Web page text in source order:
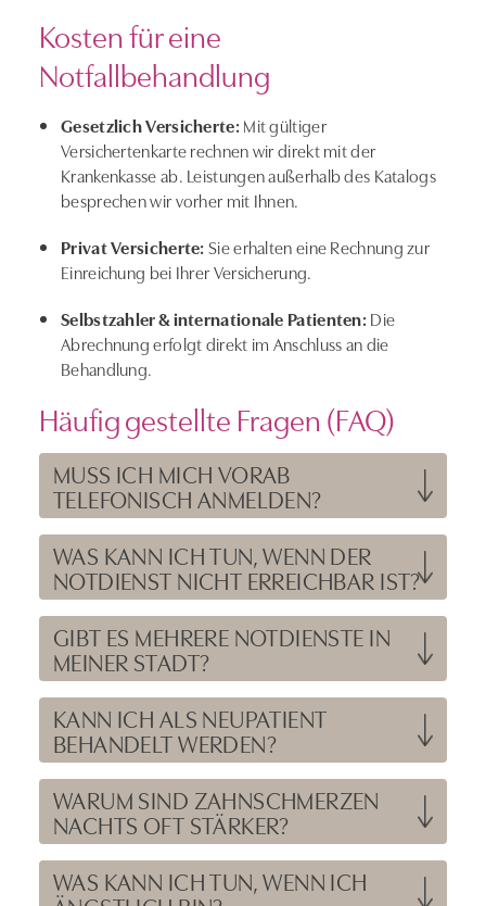
Kosten für eine
Notfallbehandlung
Gesetzlich Versicherte:Mit gültiger
Versichertenkarte rechnen wir direkt mit der
Krankenkasse ab. Leistungen außerhalb des Katalogs
besprechen wir vorher mit Ihnen.
Privat Versicherte:Sie erhalten eine Rechnung zur
Einreichung bei Ihrer Versicherung.
Selbstzahler & internationale Patienten:Die
Abrechnung erfolgt direkt im Anschluss an die
Behandlung.
Häufig gestellte Fragen (FAQ)
MUSS ICH MICH VORAB
TELEFONISCH ANMELDEN?
WAS KANN ICH TUN, WENN DER
NOTDIENST NICHT ERREICHBAR IST?
GIBT ES MEHRERE NOTDIENSTE IN
MEINER STADT?
KANN ICH ALS NEUPATIENT
BEHANDELT WERDEN?
WARUM SIND ZAHNSCHMERZEN
NACHTS OFT STÄRKER?
WAS KANN ICH TUN, WENN ICH